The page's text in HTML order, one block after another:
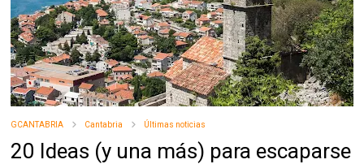
GCANTABRIA Cantabria Últimas noticias
20 Ideas (y una más) para escaparse